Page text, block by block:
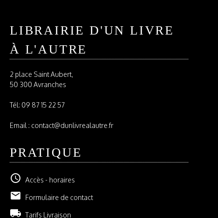
LIBRAIRIE D'UN LIVRE
À L'AUTRE
2 place Saint Aubert,
50 300 Avranches
Tél: 09 87 15 22 57
Email : contact@dunlivrealautre.fr
PRATIQUE
schedule Accès - horaires
email Formulaire de contact
local_shipping Tarifs Livraison